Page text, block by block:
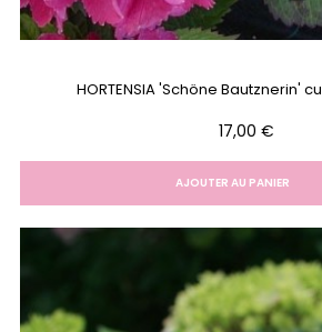
HORTENSIA 'Schöne Bautznerin'
Prix
17,00 €
AJOUTER AU PANIER